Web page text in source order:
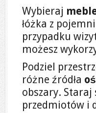
Wybieraj
łóżka z
przypadku
możesz
Podziel
różne źródła
obszary.
przedmiotów i